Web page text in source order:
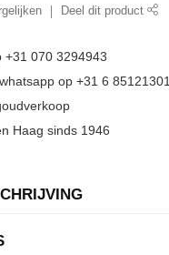
Deel dit product
+31 070 3294943
op +31 6 85121301
Haag sinds 1946